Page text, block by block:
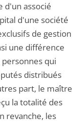
d'un associé
d'une société
de gestion
une différence
qui
distribués
part, le maître
la totalité des
revanche, les